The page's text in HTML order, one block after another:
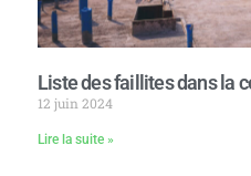
Liste des faillites dans la
12 juin 2024
Lire la suite »